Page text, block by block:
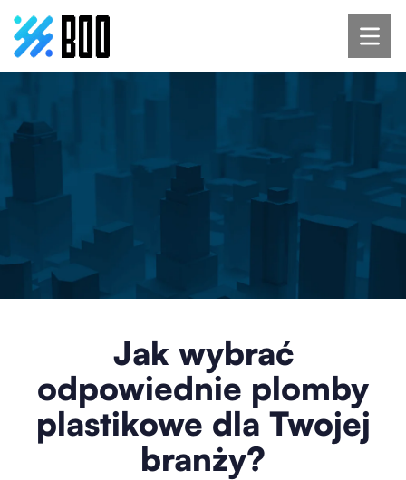
Jak wybrać
odpowiednie plomby
plastikowe dla Twojej
branży?